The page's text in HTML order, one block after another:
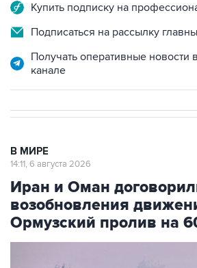
Купить подписку на
Подписаться на рассылку
Получать оперативные новости
канале
В МИРЕ
14:11, 6 августа 2026
Иран и Оман
возобновления
Ормузский пролив на